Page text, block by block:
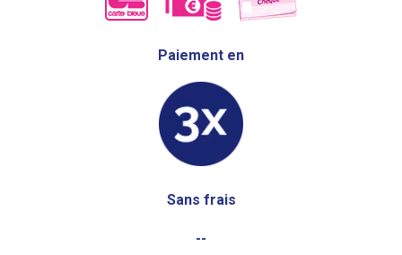
Paiement en
Sans frais
--